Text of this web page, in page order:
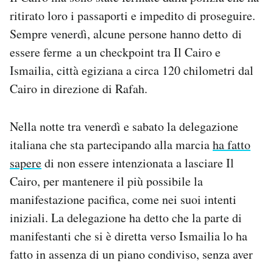
ritirato loro i passaporti e impedito di proseguire.
Sempre venerdì, alcune persone hanno detto di
essere ferme a un checkpoint tra Il Cairo e
Ismailia, città egiziana a circa 120 chilometri dal
Cairo in direzione di Rafah.
Nella notte tra venerdì e sabato la delegazione
italiana che sta partecipando alla marciaha fatto
saperedi non essere intenzionata a lasciare Il
Cairo, per mantenere il più possibile la
manifestazione pacifica, come nei suoi intenti
iniziali. La delegazione ha detto che la parte di
manifestanti che si è diretta verso Ismailia lo ha
fatto in assenza di un piano condiviso, senza aver